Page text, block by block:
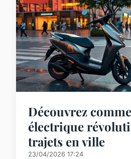
Découvrez
électrique
trajets en ville
23/04/2026 17:24